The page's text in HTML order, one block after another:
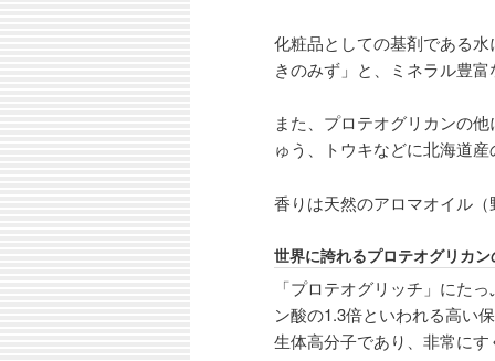
化粧品としての基剤である
きのみず」と、ミネラル豊
また、プロテオグリカンの
ゅう、トウキなどに北海道
香りは天然のアロマオイル
世界に誇れるプロテオグリカ
「プロテオグリッチ」にた
ン酸の1.3倍といわれる高い
生体高分子であり、非常に